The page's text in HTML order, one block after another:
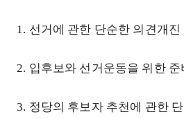
1. 선거에 관한 단순한 의견개진
2. 입후보와 선거운동을 위한 준
3. 정당의 후보자 추천에 관한